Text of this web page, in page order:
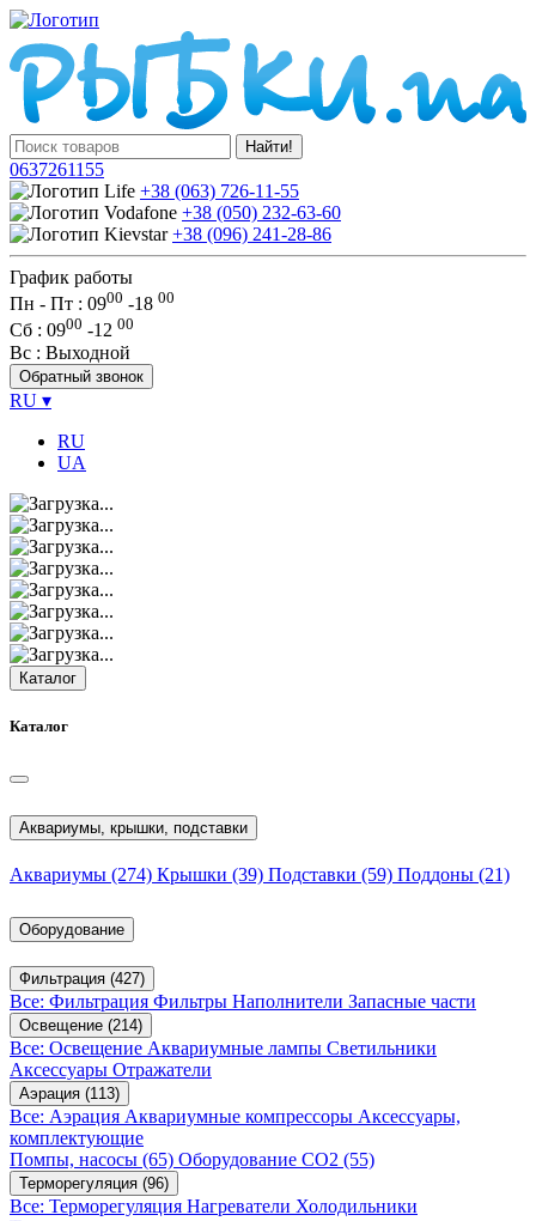
Найти!
0637261155
+38 (063) 726-11-55
+38 (050) 232-63-60
+38 (096) 241-28-86
График работы
Пн - Пт : 0900 -18 00
Сб : 0900 -12 00
Вс : Выходной
Обратный звонок
RU ▾
RU
UA
Каталог
Каталог
Аквариумы, крышки, подставки
Аквариумы (274) Крышки (39) Подставки (59) Поддоны (21)
Оборудование
Фильтрация (427)
Все: Фильтрация Фильтры Наполнители Запасные части
Освещение (214)
Все: Освещение Аквариумные лампы Светильники
Аксессуары Отражатели
Аэрация (113)
Все: Аэрация Аквариумные компрессоры Аксессуары,
комплектующие
Помпы, насосы (65) Оборудование CO2 (55)
Терморегуляция (96)
Все: Терморегуляция Нагреватели Холодильники